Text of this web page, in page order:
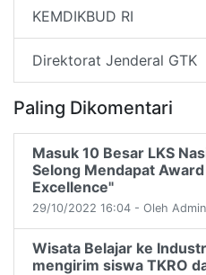
KEMDIKBUD RI
Direktorat Jenderal GTK
Paling Dikomentari
Masuk 10 Besar LKS
Selong Mendapat
Excellence"
29/10/2022 16:04 - Oleh
Wisata Belajar ke
mengirim siswa TKRO